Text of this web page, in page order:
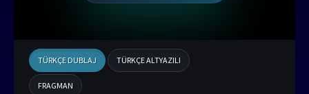
TÜRKÇE DUBLAJ TÜRKÇE ALTYAZILI
FRAGMAN